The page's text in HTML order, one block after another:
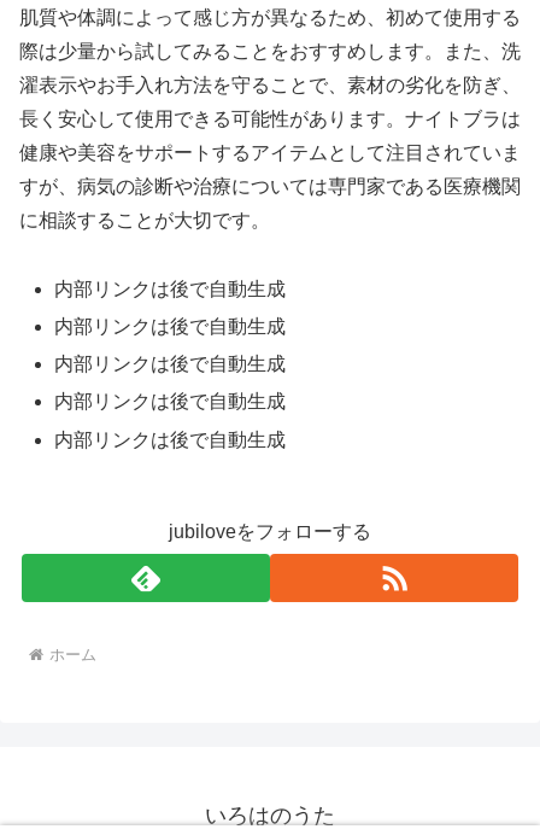
肌質や体調によって感じ方が異なるため、初めて使用する
際は少量から試してみることをおすすめします。また、洗
濯表示やお手入れ方法を守ることで、素材の劣化を防ぎ、
長く安心して使用できる可能性があります。ナイトブラは
健康や美容をサポートするアイテムとして注目されていま
すが、病気の診断や治療については専門家である医療機関
に相談することが大切です。
内部リンクは後で自動生成
内部リンクは後で自動生成
内部リンクは後で自動生成
内部リンクは後で自動生成
内部リンクは後で自動生成
jubiloveをフォローする
ホーム
いろはのうた